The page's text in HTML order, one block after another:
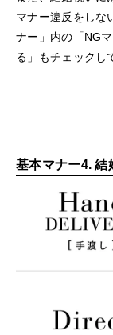
マナー違反をしな
ナー」内の「NG
る」もチェックし
基本マナー4. 結